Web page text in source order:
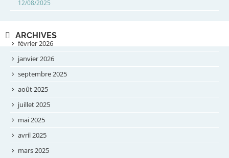
12/08/2025
ARCHIVES
février 2026
janvier 2026
septembre 2025
août 2025
juillet 2025
mai 2025
avril 2025
mars 2025